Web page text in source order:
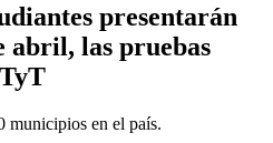
presentarán
abril, las pruebas
municipios en el país.